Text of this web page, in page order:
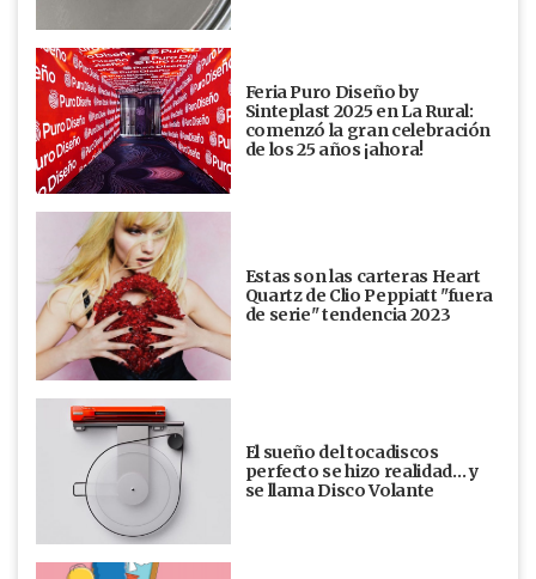
Feria Puro Diseño by
Sinteplast 2025 en La Rural:
comenzó la gran celebración
de los 25 años ¡ahora!
Estas son las carteras Heart
Quartz de Clio Peppiatt "fuera
de serie" tendencia 2023
El sueño del tocadiscos
perfecto se hizo realidad… y
se llama Disco Volante